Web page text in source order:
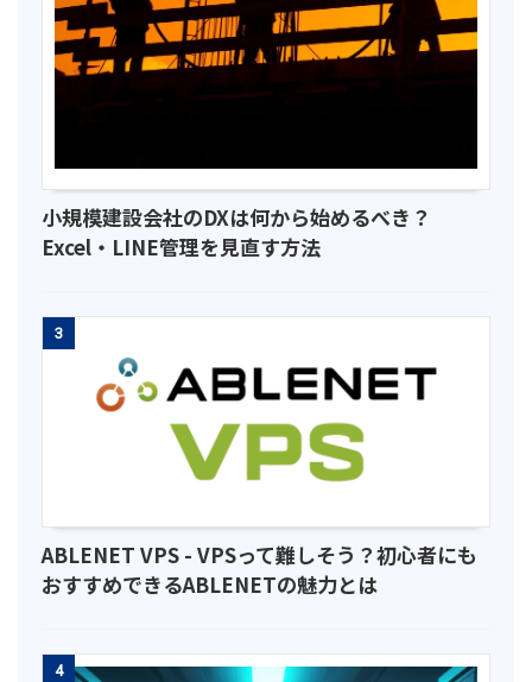
小規模建設会社のDXは何から始めるべき？
Excel・LINE管理を見直す方法
3
ABLENET VPS - VPSって難しそう？初心者にも
おすすめできるABLENETの魅力とは
4